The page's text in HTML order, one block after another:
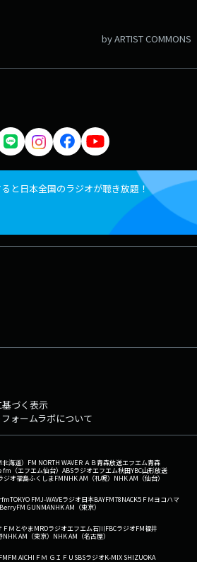
by ARTIST COMMONS
と日本全国のラジオが聴き放題！
づく表示
ォームラボについて
海道） FM NORTH WAVEＲＡＢ青森放送エフエム青森
fm（エフエム仙台） ABSラジオエフエム秋田YBC山形放送
ジオ福島ふくしまFMNHK AM（札幌） NHK AM（仙台）
TOKYO FMJ-WAVEラジオ日本BAYFM78NACK5 ＦＭヨコハマ
FM GUNMANHK AM（東京）
ＦＭとやまMROラジオエフエム石川FBCラジオFM福井
NHK AM（東京） NHK AM（名古屋）
FM AICHI ＦＭ ＧＩＦＵ SBSラジオK-MIX SHIZUOKA